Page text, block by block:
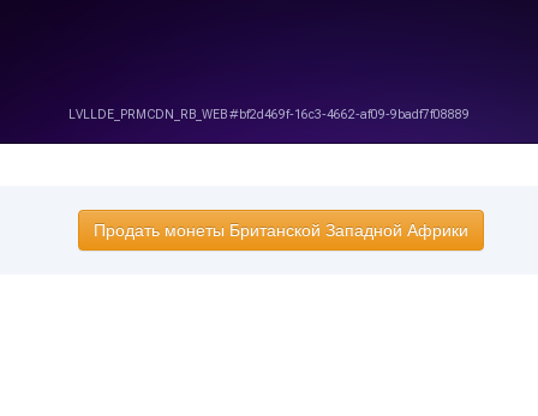
Продать монеты Британской Западной Африки